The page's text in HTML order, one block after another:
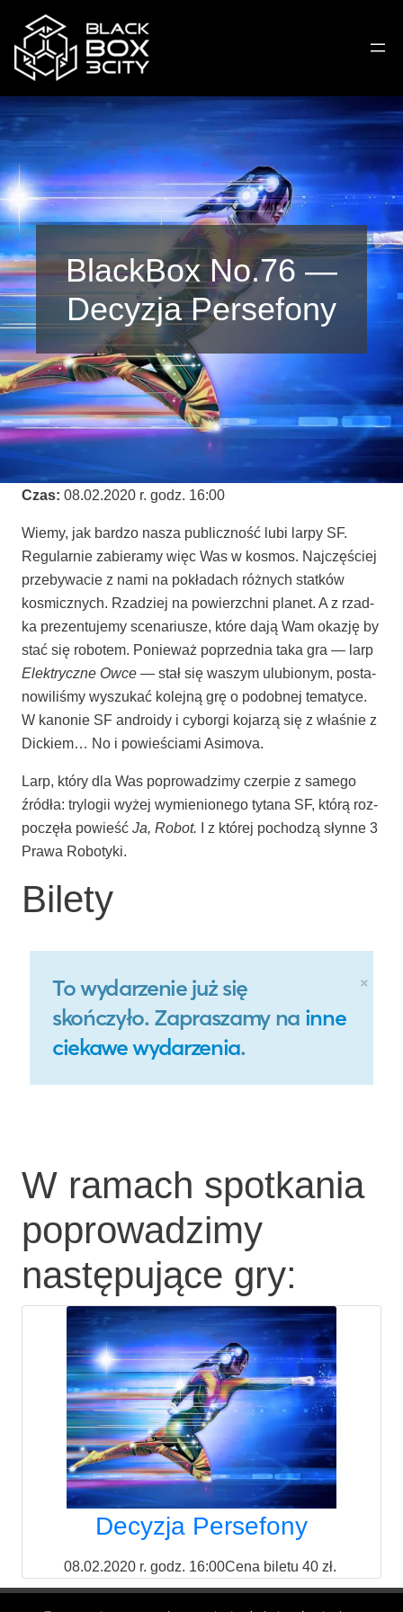
BlackBox No.76 —
Decyzja Persefony
Czas: 08.02.2020 r. godz. 16:00
Wie­my, jak bar­dzo nasza publicz­ność lubi lar­py SF.
Regu­lar­nie zabie­ra­my więc Was w kosmos. Naj­czę­ściej
prze­by­wa­cie z nami na pokła­dach róż­nych stat­ków
kosmicz­nych. Rza­dziej na powierzch­ni pla­net. A z rzad­
ka pre­zen­tu­je­my sce­na­riu­sze, któ­re dają Wam oka­zję by
stać się robo­tem. Ponie­waż poprzed­nia taka gra — larp
Elek­trycz­ne Owce — stał się waszym ulu­bio­nym, posta­
no­wi­li­śmy wyszu­kać kolej­ną grę o podob­nej tema­ty­ce.
W kano­nie SF andro­idy i cybor­gi koja­rzą się z wła­śnie z
Dic­kiem… No i powie­ścia­mi Asimova.
Larp, któ­ry dla Was popro­wa­dzi­my czer­pie z same­go
źró­dła: try­lo­gii wyżej wymie­nio­ne­go tyta­na SF, któ­rą roz­
po­czę­ła powieść Ja, Robot. I z któ­rej pocho­dzą słyn­ne 3
Pra­wa Robotyki.
Bilety
W ramach spotkania
poprowadzimy
następujące gry:
Decyzja Persefony
08.02.2020 r. godz. 16:00Cena bile­tu 40 zł.